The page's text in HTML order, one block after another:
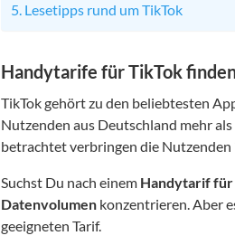
Lesetipps rund um TikTok
Handytarife für TikTok
TikTok gehört zu den beliebtesten
Nutzenden aus Deutschland mehr
betrachtet verbringen die Nutzenden
Suchst Du nach einem Handytarif für
Datenvolumen konzentrieren. Aber
geeigneten Tarif.